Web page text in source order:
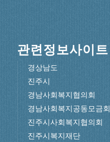
관련정보사이트
경상남도
진주시
경남사회복지협의회
경남사회복지공동모금회
진주시사회복지협의회
진주시복지재단